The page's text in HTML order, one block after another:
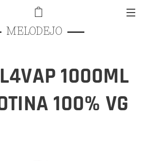
MELODEJO
1000ML
100% VG